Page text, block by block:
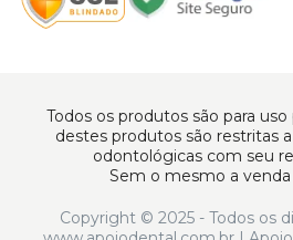
Todos os produtos são para
destes produtos são restritas
odontológicas com seu
Sem o mesmo a venda
Copyright © 2025 - Todos os